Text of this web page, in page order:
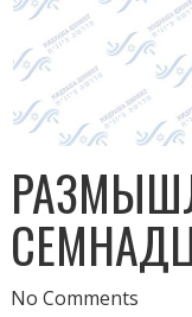
No Comments